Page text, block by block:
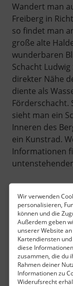
Wir verwenden
personalisieren,
können und die
Außerdem geben
unserer Website
Kartendiensten
diese
zusammen, die du
Rahmen deiner
Informationen zu
Widerufsrecht
Wandert man
Freiberg in
so findet man
große alte
wunderbaren
Schacht
direkter Nähe
diente als
Förderschacht.
sieht man ein
Inneren des
ein Kunstrad.
Informationen